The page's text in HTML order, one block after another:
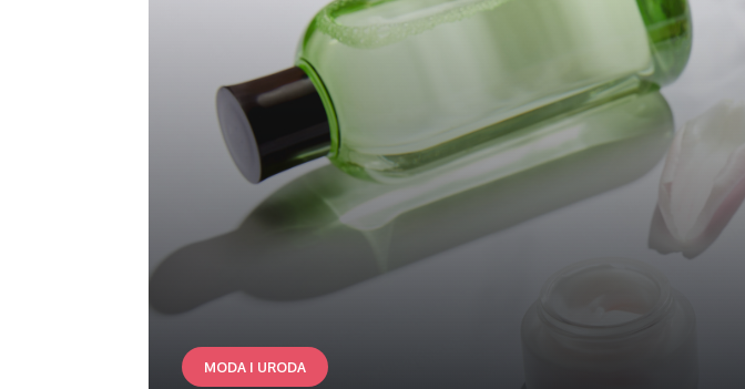
MODA I URODA